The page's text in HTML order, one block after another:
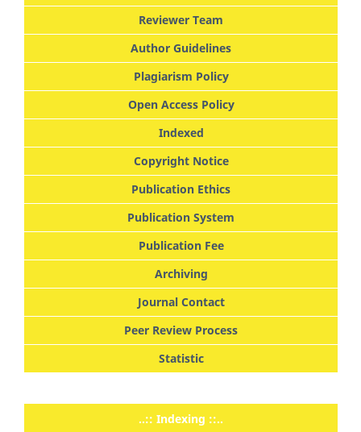
Reviewer Team
Author Guidelines
Plagiarism Policy
Open Access Policy
Indexed
Copyright Notice
Publication Ethics
Publication System
Publication Fee
Archiving
Journal Contact
Peer Review Process
Statistic
..:: Indexing ::..